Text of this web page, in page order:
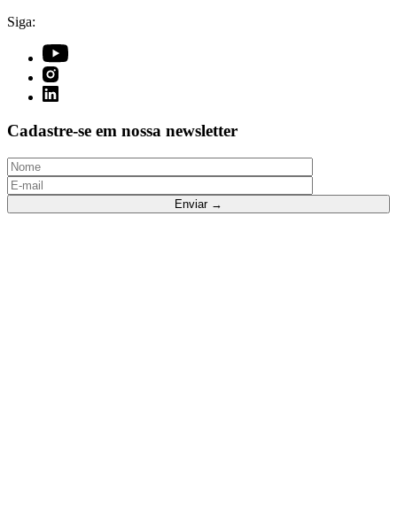
Siga:
Cadastre-se em nossa newsletter